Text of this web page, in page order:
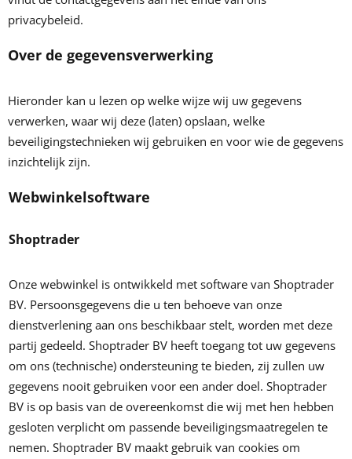
privacybeleid.
Over de gegevensverwerking
Hieronder kan u lezen op welke wijze wij uw gegevens
verwerken, waar wij deze (laten) opslaan, welke
beveiligingstechnieken wij gebruiken en voor wie de gegevens
inzichtelijk zijn.
Webwinkelsoftware
Shoptrader
Onze webwinkel is ontwikkeld met software van Shoptrader
BV. Persoonsgegevens die u ten behoeve van onze
dienstverlening aan ons beschikbaar stelt, worden met deze
partij gedeeld. Shoptrader BV heeft toegang tot uw gegevens
om ons (technische) ondersteuning te bieden, zij zullen uw
gegevens nooit gebruiken voor een ander doel. Shoptrader
BV is op basis van de overeenkomst die wij met hen hebben
gesloten verplicht om passende beveiligingsmaatregelen te
nemen. Shoptrader BV maakt gebruik van cookies om